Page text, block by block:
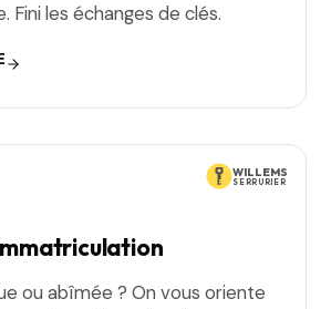
Fini les échanges de clés.
WILLEMS
SERRURIER
ou abîmée ? On vous oriente